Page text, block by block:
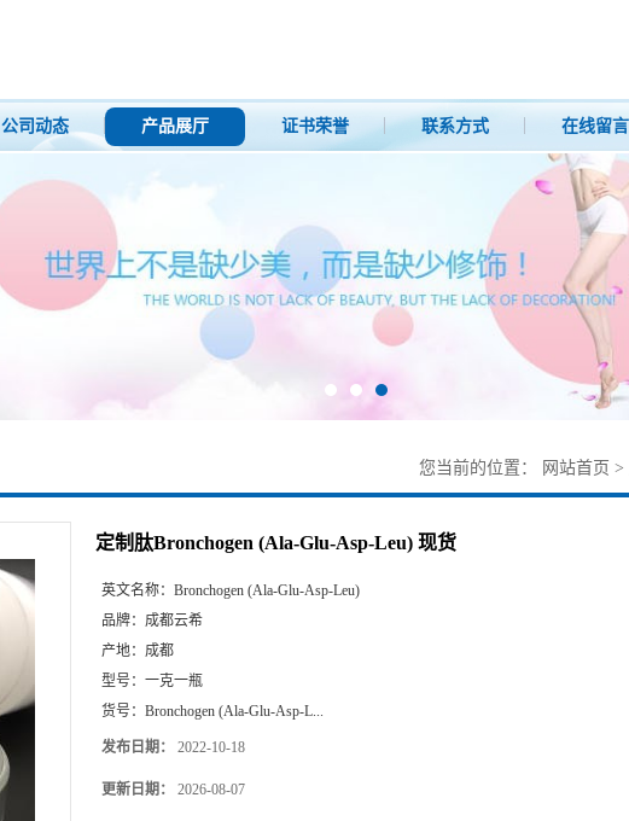
公司动态 产品展厅 证书荣誉 联系方式 在线留言
您当前的位置： 网站首页 >
定制肽Bronchogen (Ala-Glu-Asp-Leu) 现货
英文名称： Bronchogen (Ala-Glu-Asp-Leu)
品牌： 成都云希
产地： 成都
型号： 一克一瓶
货号： Bronchogen (Ala-Glu-Asp-L...
发布日期： 2022-10-18
更新日期： 2026-08-07